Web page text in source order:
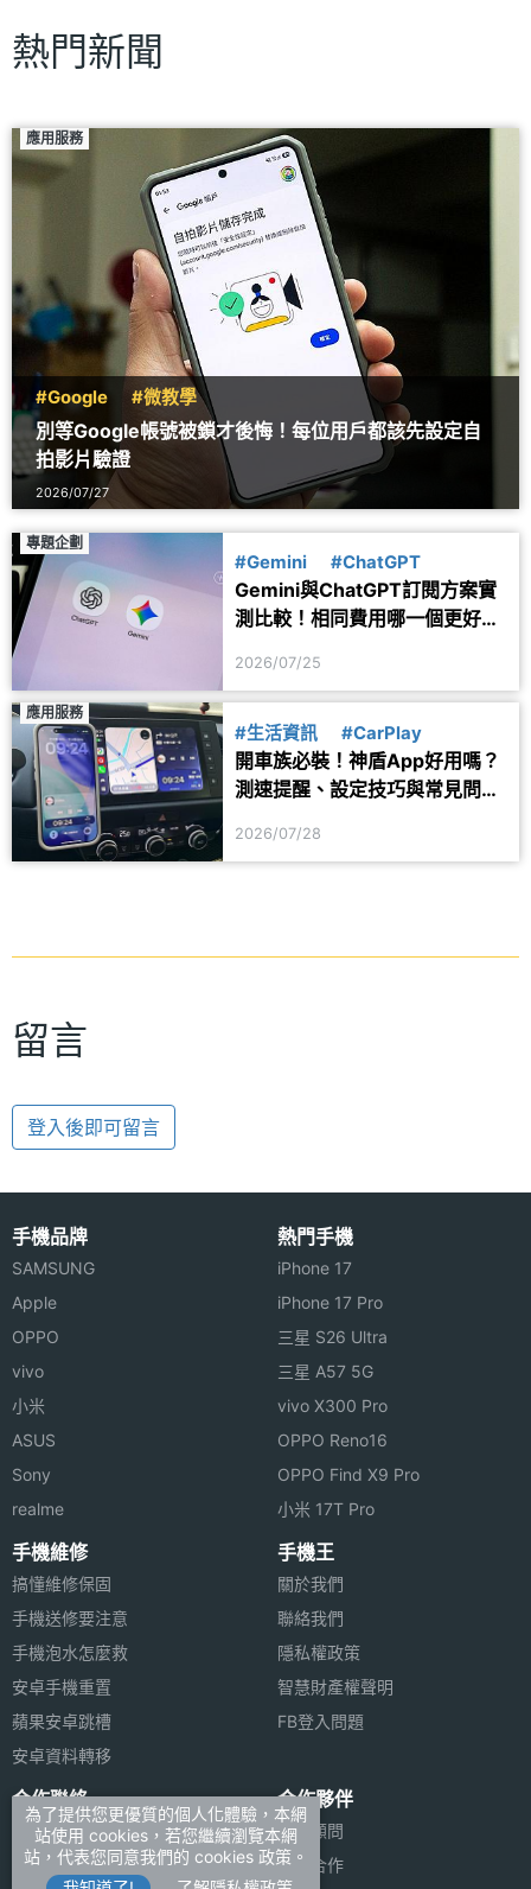
熱門新聞
應用服務
#Google #微教學
別等Google帳號被鎖才後悔！每位用戶都該先設定自
拍影片驗證
2026/07/27
專題企劃
#Gemini #ChatGPT
Gemini與ChatGPT訂閱方案實
測比較！相同費用哪一個更好
2026/07/25
應用服務
#生活資訊 #CarPlay
開車族必裝！神盾App好用嗎？
測速提醒、設定技巧與常見問題
2026/07/28
留言
登入後即可留言
手機品牌
SAMSUNG
Apple
OPPO
vivo
小米
ASUS
Sony
realme
熱門手機
iPhone 17
iPhone 17 Pro
三星 S26 Ultra
三星 A57 5G
vivo X300 Pro
OPPO Reno16
OPPO Find X9 Pro
小米 17T Pro
手機維修
搞懂維修保固
手機送修要注意
手機泡水怎麼救
安卓手機重置
蘋果安卓跳槽
安卓資料轉移
手機王
關於我們
聯絡我們
隱私權政策
智慧財產權聲明
FB登入問題
合作聯絡
廣告刊登
加入商店報價
合作夥伴
法律顧問
媒體合作
為了提供您更優質的個人化體驗，本網
站使用 cookies，若您繼續瀏覽本網
站，代表您同意我們的 cookies 政策。